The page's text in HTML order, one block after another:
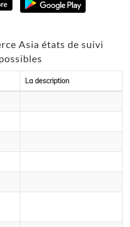
Asia états de suivi
La description